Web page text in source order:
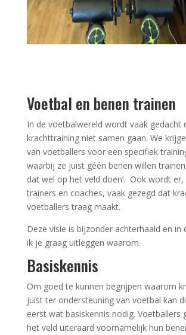
Voetbal en benen trainen
In de voetbalwereld wordt vaak gedacht
krachttraining niet samen gaan. We
van voetballers voor een specifiek
waarbij ze juist géén benen willen trainen
dat wel op het veld doen’. Ook wordt
trainers en coaches, vaak gezegd dat
voetballers traag maakt.
Deze visie is bijzonder achterhaald en in
ik je graag uitleggen waarom.
Basiskennis
Om goed te kunnen begrijpen waarom
juist ter ondersteuning van voetbal kan
eerst wat basiskennis nodig. Voetballers
het veld uiteraard voornamelijk hun